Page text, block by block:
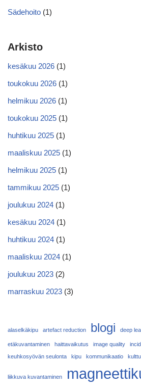
Sädehoito (1)
Arkisto
kesäkuu 2026 (1)
toukokuu 2026 (1)
helmikuu 2026 (1)
toukokuu 2025 (1)
huhtikuu 2025 (1)
maaliskuu 2025 (1)
helmikuu 2025 (1)
tammikuu 2025 (1)
joulukuu 2024 (1)
kesäkuu 2024 (1)
huhtikuu 2024 (1)
maaliskuu 2024 (1)
joulukuu 2023 (2)
marraskuu 2023 (3)
alaselkäkipu artefact reduction blogi deep
etäkuvantaminen haittavaikutus image quality
keuhkosyövän seulonta
kipu kommunikaatio
liikkuva kuvantaminen